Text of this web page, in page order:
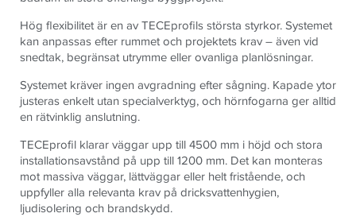
Hög flexibilitet är en av TECEprofils största styrkor. Systemet
kan anpassas efter rummet och projektets krav – även vid
snedtak, begränsat utrymme eller ovanliga planlösningar.
Systemet kräver ingen avgradning efter sågning. Kapade ytor
justeras enkelt utan specialverktyg, och hörnfogarna ger alltid
en rätvinklig anslutning.
TECEprofil klarar väggar upp till 4500 mm i höjd och stora
installationsavstånd på upp till 1200 mm. Det kan monteras
mot massiva väggar, lättväggar eller helt fristående, och
uppfyller alla relevanta krav på dricksvattenhygien,
ljudisolering och brandskydd.